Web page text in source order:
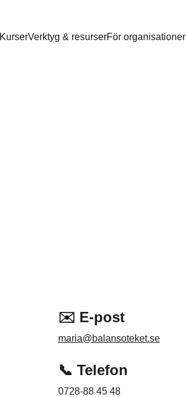
KurserVerktyg & resurserFör organisationer
✉️ E-post
maria@balansoteket.se
📞 Telefon
0728-88 45 48